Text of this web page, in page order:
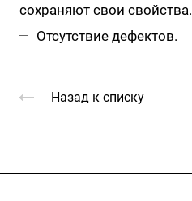
сохраняют свои свойства.
Отсутствие дефектов.
Назад к списку